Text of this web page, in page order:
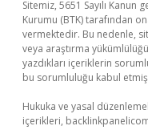
Sitemiz, 5651 Sayılı
Kurumu (BTK) tarafından
vermektedir. Bu nedenle,
veya araştırma
yazdıkları içeriklerin
bu sorumluluğu kabul etmiş
Hukuka ve yasal
içerikleri,